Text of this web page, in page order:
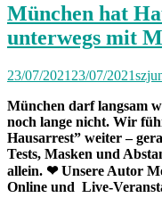
München hat
unterwegs mit
23/07/2021 23/07/2021
München darf langsam
noch lange nicht. Wir
Hausarrest” weiter –
Tests, Masken und
allein. ❤Unsere Autor
Online und Live-